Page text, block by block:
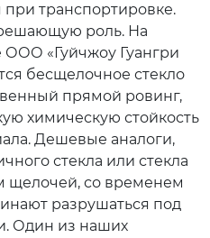
транспортировке.
роль. На
ООО «Гуйчжоу Гуангри
бесщелочное стекло
прямой ровинг,
химическую стойкость
Дешевые аналоги,
стекла или стекла
щелочей, со временем
разрушаться под
Один из наших